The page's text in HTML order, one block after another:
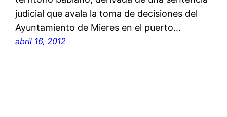
judicial que avala la toma de decisiones del
Ayuntamiento de Mieres en el puerto…
abril 16, 2012